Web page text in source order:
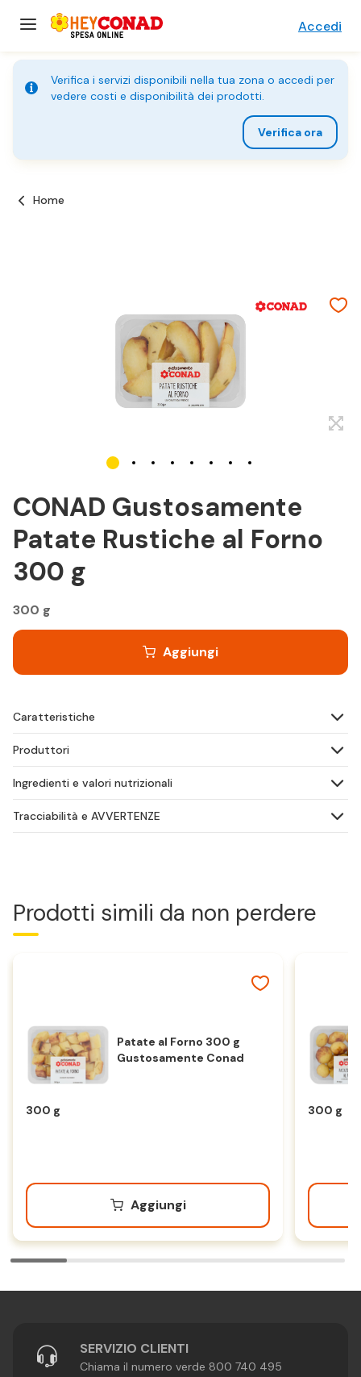
Accedi
Verifica i servizi disponibili nella tua zona o accedi per
vedere costi e disponibilità dei prodotti.
Verifica ora
Home
CONAD Gustosamente
Patate Rustiche al Forno
300 g
300 g
Aggiungi
Caratteristiche
Produttori
Ingredienti e valori nutrizionali
Tracciabilità e AVVERTENZE
Prodotti simili da non perdere
Patate al Forno 300 g
Gustosamente Conad
300 g
Aggiungi
300 g
SERVIZIO CLIENTI
Chiama il numero verde 800 740 495